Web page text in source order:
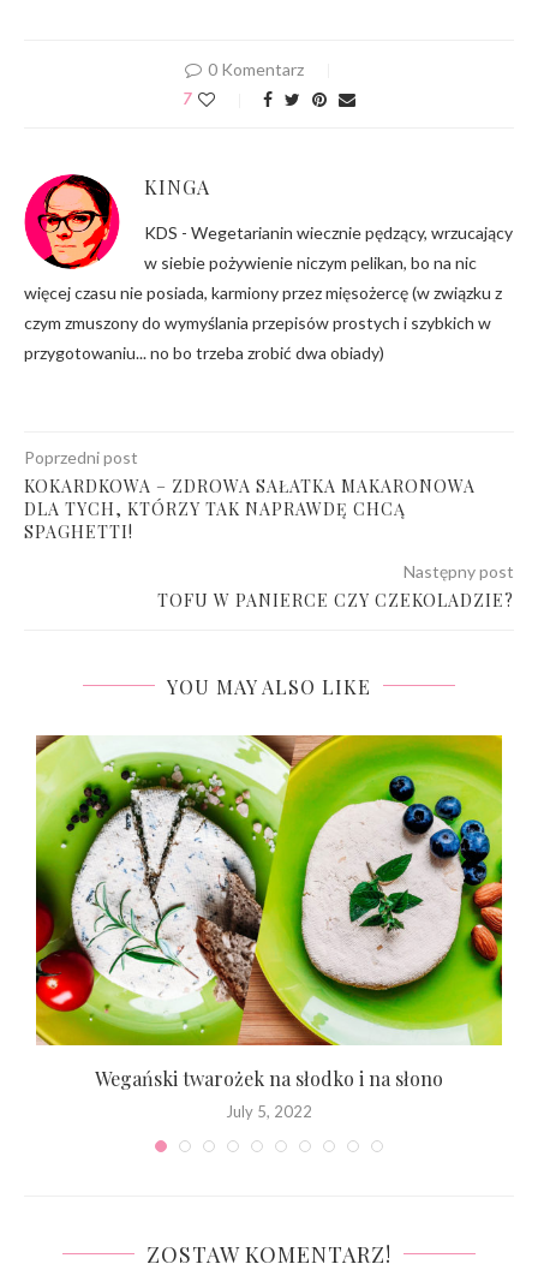
0 Komentarz
7
KINGA
KDS - Wegetarianin wiecznie pędzący, wrzucający
w siebie pożywienie niczym pelikan, bo na nic
więcej czasu nie posiada, karmiony przez mięsożercę (w związku z
czym zmuszony do wymyślania przepisów prostych i szybkich w
przygotowaniu... no bo trzeba zrobić dwa obiady)
Poprzedni post
KOKARDKOWA – ZDROWA SAŁATKA MAKARONOWA
DLA TYCH, KTÓRZY TAK NAPRAWDĘ CHCĄ
SPAGHETTI!
Następny post
TOFU W PANIERCE CZY CZEKOLADZIE?
YOU MAY ALSO LIKE
Wegański twarożek na słodko i na słono
July 5, 2022
ZOSTAW KOMENTARZ!